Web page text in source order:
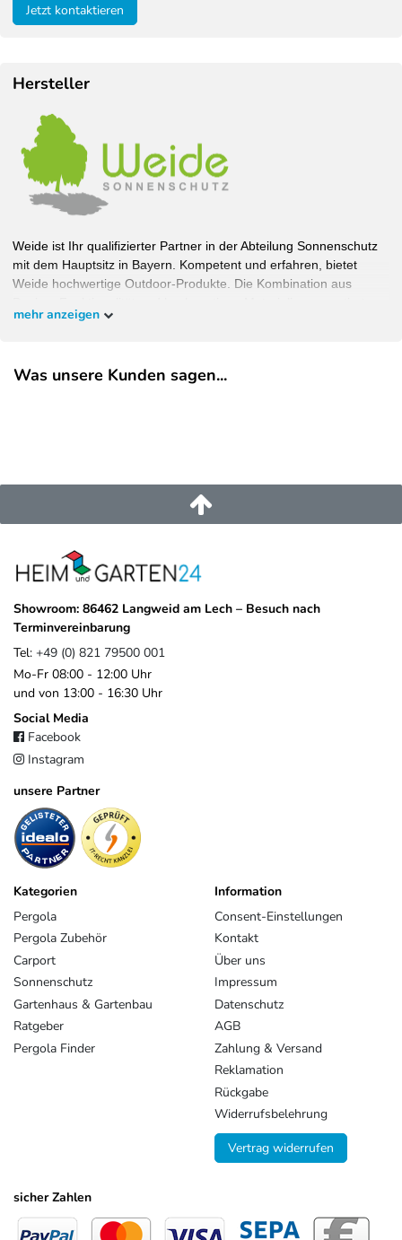
Jetzt kontaktieren
Hersteller
Weide ist Ihr qualifizierter Partner in der Abteilung Sonnenschutz
mit dem Hauptsitz in Bayern. Kompetent und erfahren, bietet
Weide hochwertige Outdoor-Produkte. Die Kombination aus
Wohlfühlambiente bei bestem Schutz. Bauen Sie Ihren Garten,
EU-Verantwortlicher
+49 821 79500 001
mehr anzeigen
Was unsere Kunden sagen...
Showroom: 86462 Langweid am Lech – Besuch nach
Terminvereinbarung
Tel: +49 (0) 821 79500 001
Mo-Fr 08:00 - 12:00 Uhr
und von 13:00 - 16:30 Uhr
Social Media
Facebook
Instagram
unsere Partner
Kategorien
Pergola
Pergola Zubehör
Carport
Sonnenschutz
Gartenhaus & Gartenbau
Ratgeber
Pergola Finder
Information
Consent-Einstellungen
Kontakt
Über uns
Impressum
Datenschutz
AGB
Zahlung & Versand
Reklamation
Rückgabe
Widerrufsbelehrung
Vertrag widerrufen
sicher Zahlen